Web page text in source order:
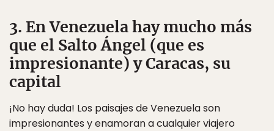
3. En Venezuela hay mucho más
que el Salto Ángel (que es
impresionante) y Caracas, su
capital
¡No hay duda! Los paisajes de Venezuela son
impresionantes y enamoran a cualquier viajero